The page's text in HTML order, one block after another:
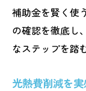
補助金を賢く使
の確認を徹底し
なステップを踏
光熱費削減を